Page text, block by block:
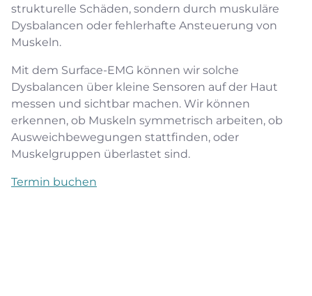
strukturelle Schäden, sondern durch muskuläre
Dysbalancen oder fehlerhafte Ansteuerung von
Muskeln.
Mit dem Surface-EMG können wir solche
Dysbalancen über kleine Sensoren auf der Haut
messen und sichtbar machen. Wir können
erkennen, ob Muskeln symmetrisch arbeiten, ob
Ausweichbewegungen stattfinden, oder
Muskelgruppen überlastet sind.
Termin buchen